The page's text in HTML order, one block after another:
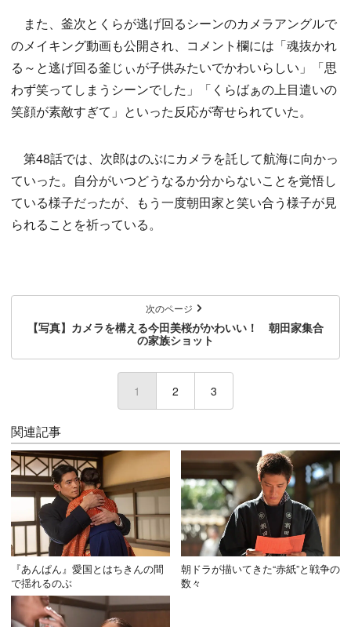
また、釜次とくらが逃げ回るシーンのカメラアングルで
のメイキング動画も公開され、コメント欄には「魂抜かれ
る～と逃げ回る釜じぃが子供みたいでかわいらしい」「思
わず笑ってしまうシーンでした」「くらばぁの上目遣いの
笑顔が素敵すぎて」といった反応が寄せられていた。
第48話では、次郎はのぶにカメラを託して航海に向かっ
ていった。自分がいつどうなるか分からないことを覚悟し
ている様子だったが、もう一度朝田家と笑い合う様子が見
られることを祈っている。
次のページ
【写真】カメラを構える今田美桜がかわいい！ 朝田家集合
の家族ショット
1 (current)
2 3
関連記事
『あんぱん』愛国とはちきんの間
で揺れるのぶ
朝ドラが描いてきた“赤紙”と戦争の
数々